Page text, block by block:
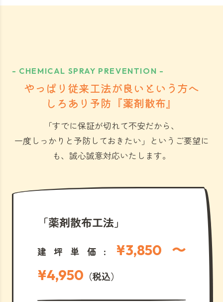
- CHEMICAL SPRAY PREVENTION -
やっぱり従来工法が良いという方へ
しろあり予防『薬剤散布』
「すでに保証が切れて不安だから、
一度しっかりと予防しておきたい」 というご要望に
も、誠心誠意対応いたします。
「薬剤散布工法」
建坪単価: ¥3,850 〜
¥4,950 （税込）